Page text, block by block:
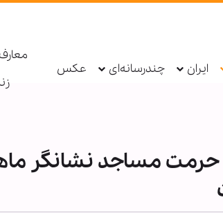
ایران چندرسانه‌ای عکس
مساجد نشانگر